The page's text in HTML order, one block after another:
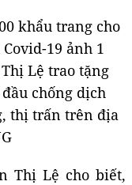
Lệ trao tặng
chống dịch
thị trấn trên địa
Thị Lệ cho biết,